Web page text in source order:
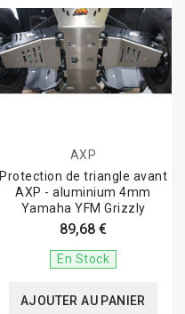
AXP
Protection de triangle avant
AXP - aluminium 4mm
Yamaha YFM Grizzly
89,68 €
En Stock
AJOUTER AU PANIER